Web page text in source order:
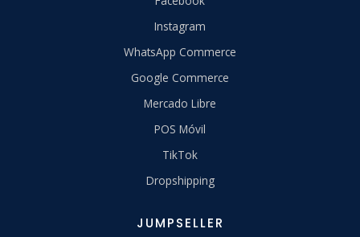
Instagram
WhatsApp Commerce
Google Commerce
Mercado Libre
POS Móvil
TikTok
Dropshipping
JUMPSELLER